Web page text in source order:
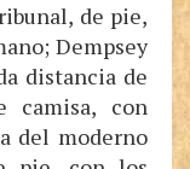
de pie,
Dempsey
distancia de
camisa, con
del moderno